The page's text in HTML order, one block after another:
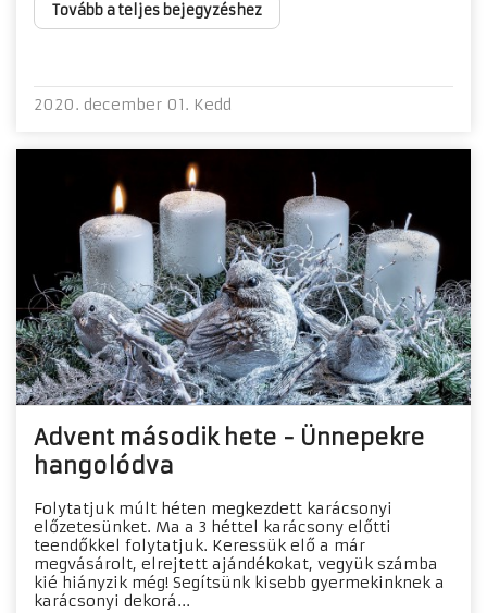
Tovább a teljes bejegyzéshez
2020. december 01. Kedd
Advent második hete - Ünnepekre
hangolódva
Folytatjuk múlt héten megkezdett karácsonyi
előzetesünket. Ma a 3 héttel karácsony előtti
teendőkkel folytatjuk. Keressük elő a már
megvásárolt, elrejtett ajándékokat, vegyük számba
kié hiányzik még! Segítsünk kisebb gyermekinknek a
karácsonyi dekorá...